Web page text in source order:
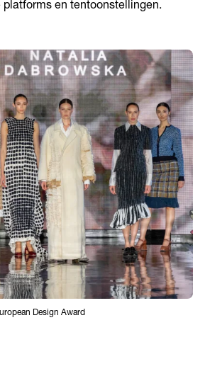
en tentoonstellingen.
Design Award